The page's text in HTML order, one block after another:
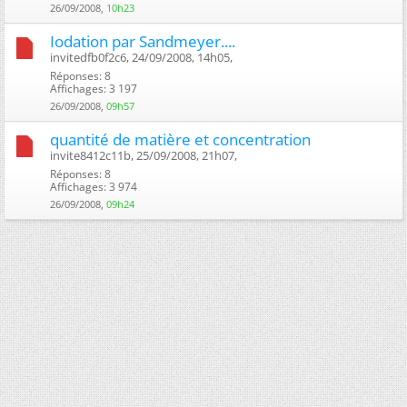
26/09/2008, 10h23
Iodation par Sandmeyer....
invitedfb0f2c6, 24/09/2008, 14h05, ‎
Réponses: 8
Affichages: 3 197
26/09/2008, 09h57
quantité de matière et concentration
invite8412c11b, 25/09/2008, 21h07, ‎
Réponses: 8
Affichages: 3 974
26/09/2008, 09h24